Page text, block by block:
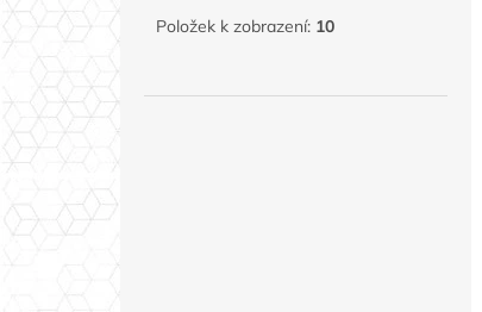
Položek k zobrazení: 10